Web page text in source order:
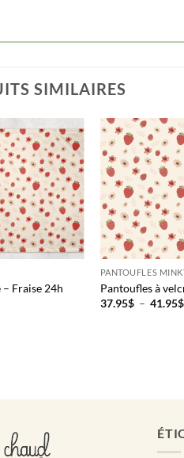
SIMILAIRES
Fraise 24h
PANTOUFLES
Pantoufles à
37.95$ – 41.95$